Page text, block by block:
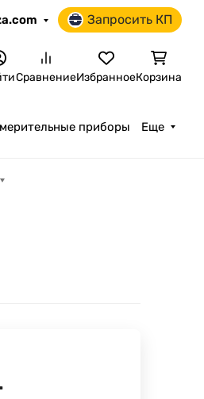
Запросить КП
СравнениеИзбранноеКорзина
приборы Еще